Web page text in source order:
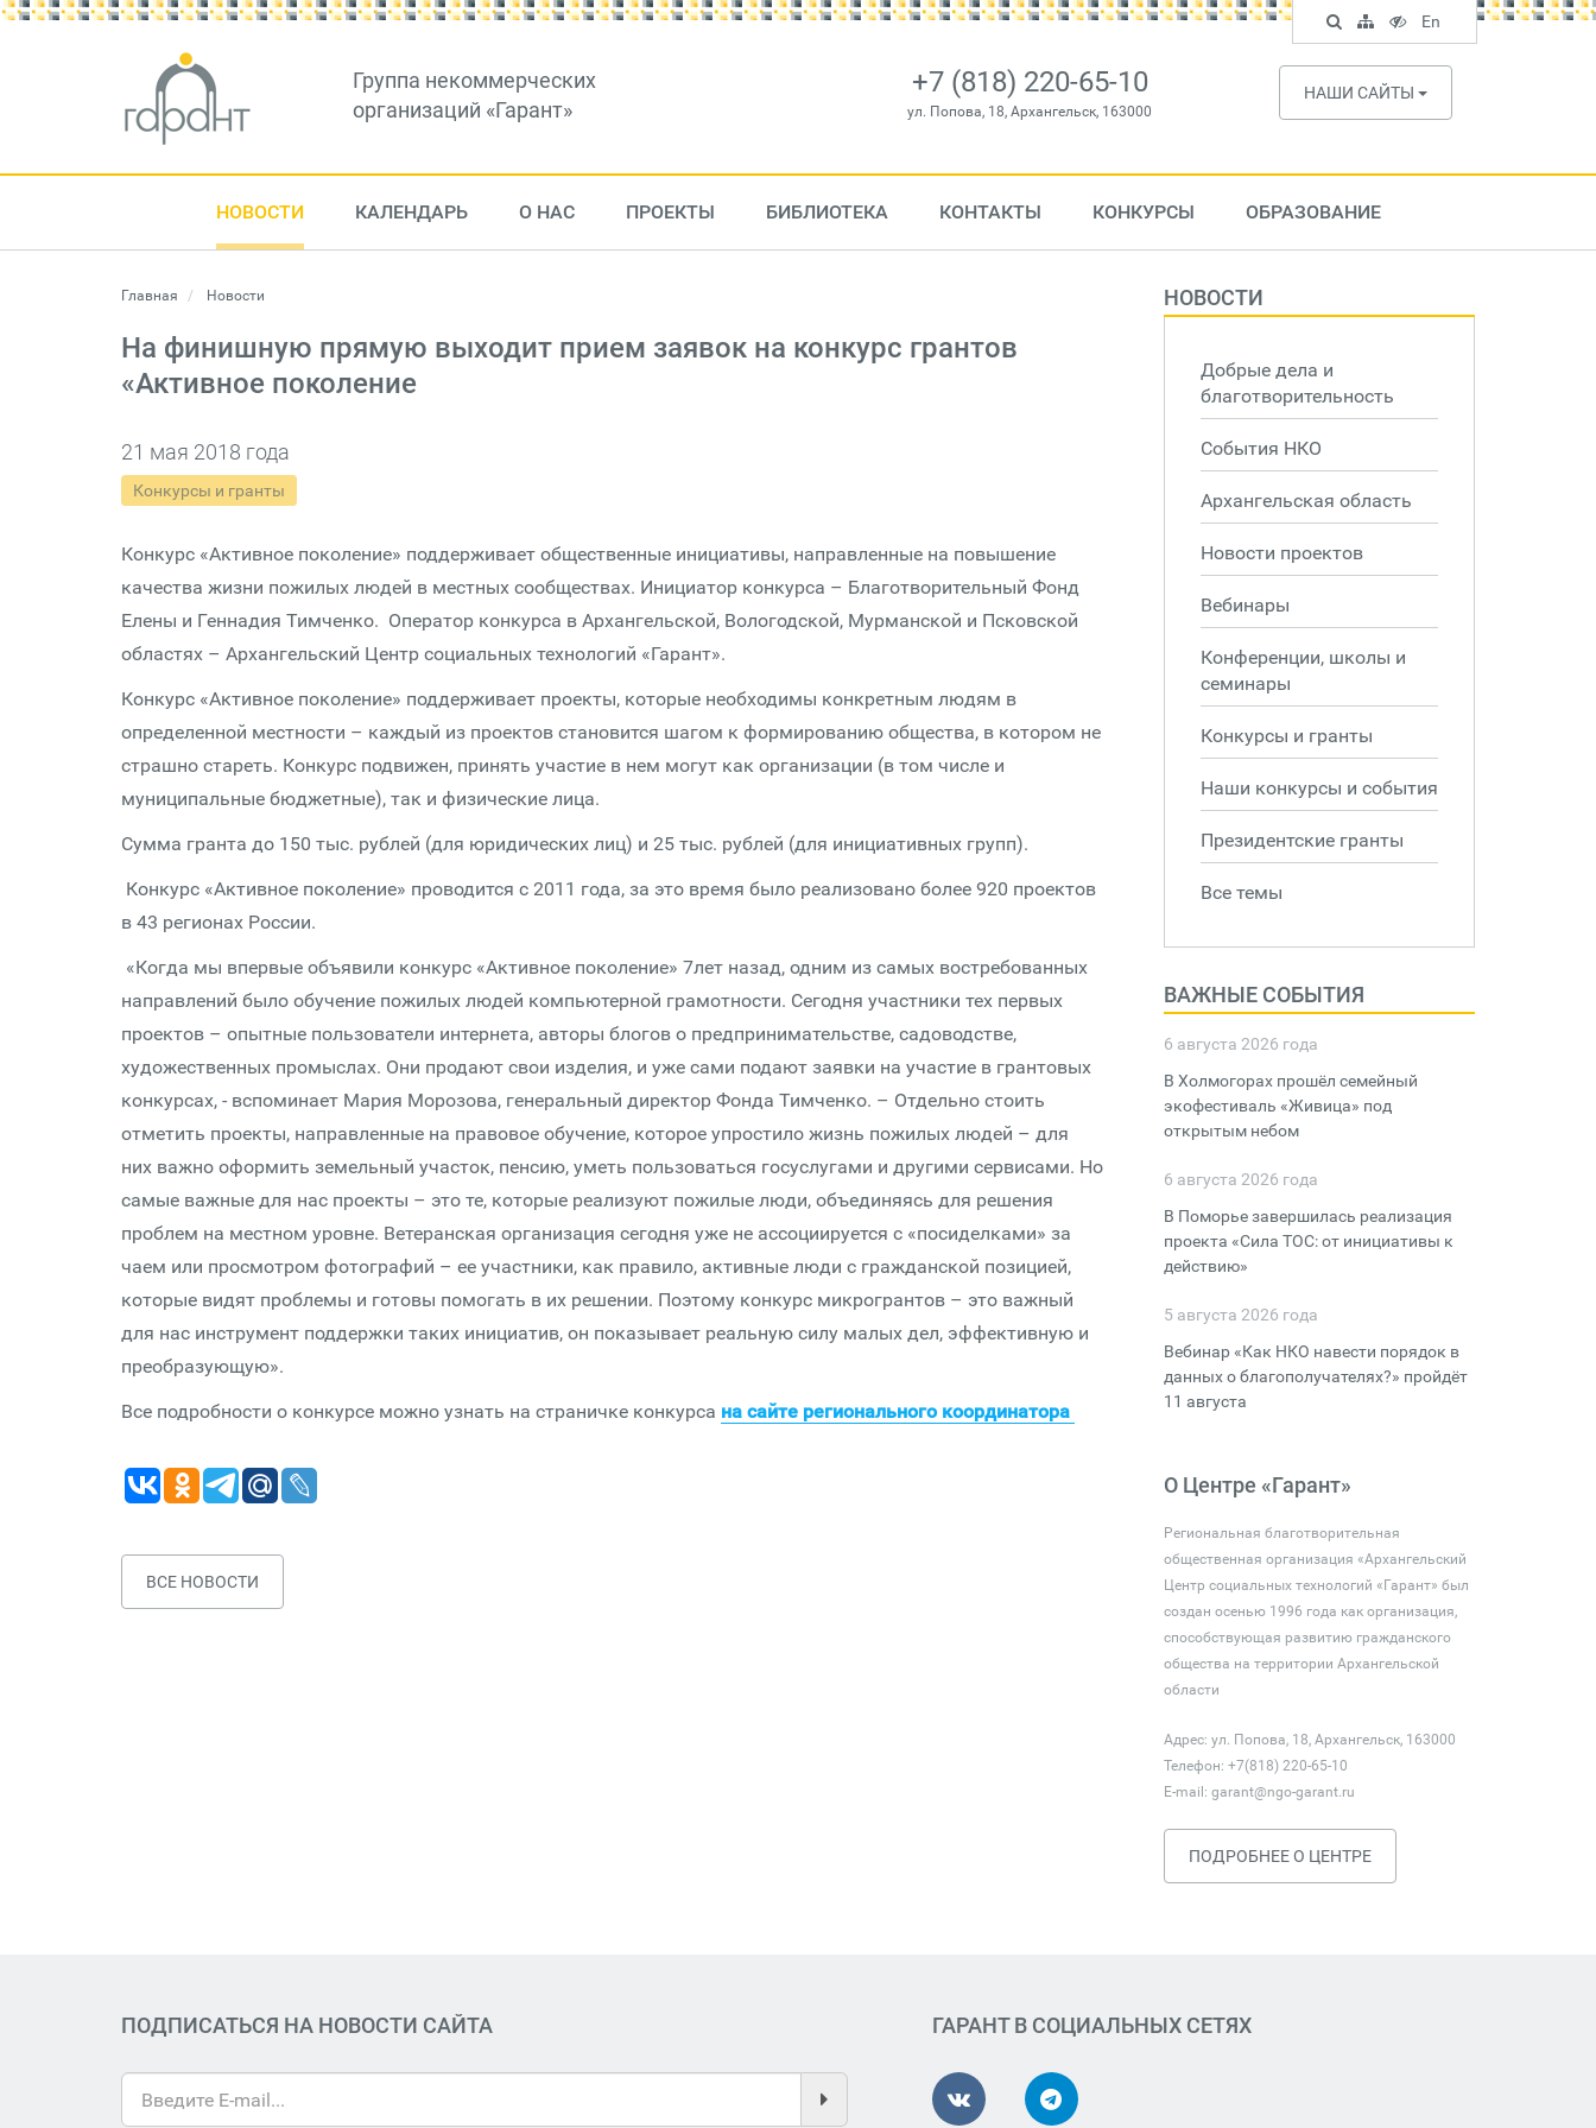
Группа некоммерческих
организаций «Гарант»
+7 (818) 220-65-10
ул. Попова, 18, Архангельск, 163000
НАШИ САЙТЫ
НОВОСТИ КАЛЕНДАРЬ О НАС ПРОЕКТЫ БИБЛИОТЕКА КОНТАКТЫ КОНКУРСЫ ОБРАЗОВАНИЕ
Главная Новости
На финишную прямую выходит прием заявок на конкурс грантов
«Активное поколение
21 мая 2018 года
Конкурсы и гранты
Конкурс «Активное поколение» поддерживает общественные инициативы, направленные на повышение
качества жизни пожилых людей в местных сообществах. Инициатор конкурса – Благотворительный Фонд
Елены и Геннадия Тимченко. Оператор конкурса в Архангельской, Вологодской, Мурманской и Псковской
областях – Архангельский Центр социальных технологий «Гарант».
Конкурс «Активное поколение» поддерживает проекты, которые необходимы конкретным людям в
определенной местности – каждый из проектов становится шагом к формированию общества, в котором не
страшно стареть. Конкурс подвижен, принять участие в нем могут как организации (в том числе и
муниципальные бюджетные), так и физические лица.
Сумма гранта до 150 тыс. рублей (для юридических лиц) и 25 тыс. рублей (для инициативных групп).
Конкурс «Активное поколение» проводится с 2011 года, за это время было реализовано более 920 проектов
в 43 регионах России.
«Когда мы впервые объявили конкурс «Активное поколение» 7лет назад, одним из самых востребованных
направлений было обучение пожилых людей компьютерной грамотности. Сегодня участники тех первых
проектов – опытные пользователи интернета, авторы блогов о предпринимательстве, садоводстве,
художественных промыслах. Они продают свои изделия, и уже сами подают заявки на участие в грантовых
конкурсах, - вспоминает Мария Морозова, генеральный директор Фонда Тимченко. – Отдельно стоить
отметить проекты, направленные на правовое обучение, которое упростило жизнь пожилых людей – для
них важно оформить земельный участок, пенсию, уметь пользоваться госуслугами и другими сервисами. Но
самые важные для нас проекты – это те, которые реализуют пожилые люди, объединяясь для решения
проблем на местном уровне. Ветеранская организация сегодня уже не ассоциируется с «посиделками» за
чаем или просмотром фотографий – ее участники, как правило, активные люди с гражданской позицией,
которые видят проблемы и готовы помогать в их решении. Поэтому конкурс микрогрантов – это важный
для нас инструмент поддержки таких инициатив, он показывает реальную силу малых дел, эффективную и
преобразующую».
Все подробности о конкурсе можно узнать на страничке конкурса на сайте регионального координатора
ВСЕ НОВОСТИ
НОВОСТИ
Добрые дела и
благотворительность
События НКО
Архангельская область
Новости проектов
Вебинары
Конференции, школы и
семинары
Конкурсы и гранты
Наши конкурсы и события
Президентские гранты
Все темы
ВАЖНЫЕ СОБЫТИЯ
6 августа 2026 года
В Холмогорах прошёл семейный
экофестиваль «Живица» под
открытым небом
6 августа 2026 года
В Поморье завершилась реализация
проекта «Сила ТОС: от инициативы к
действию»
5 августа 2026 года
Вебинар «Как НКО навести порядок в
данных о благополучателях?» пройдёт
11 августа
О Центре «Гарант»
Региональная благотворительная
общественная организация «Архангельский
Центр социальных технологий «Гарант» был
создан осенью 1996 года как организация,
способствующая развитию гражданского
общества на территории Архангельской
области
Адрес: ул. Попова, 18, Архангельск, 163000
Телефон: +7(818) 220-65-10
E-mail: garant@ngo-garant.ru
ПОДРОБНЕЕ О ЦЕНТРЕ
ПОДПИСАТЬСЯ НА НОВОСТИ САЙТА ГАРАНТ В СОЦИАЛЬНЫХ СЕТЯХ
Поиск
по
сайту
Карта
сайта
Версия
для
слабовидящих
En
English